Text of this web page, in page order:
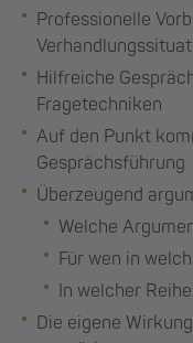
Professionelle
Hilfreiche
Fragetechniken
Auf den Punkt
Gesprächsführung
Überzeugend
Welche
Für wen in
In welcher
Die eigene